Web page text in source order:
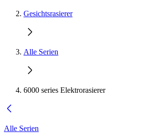
Gesichtsrasierer
Alle Serien
6000 series Elektrorasierer
Alle Serien